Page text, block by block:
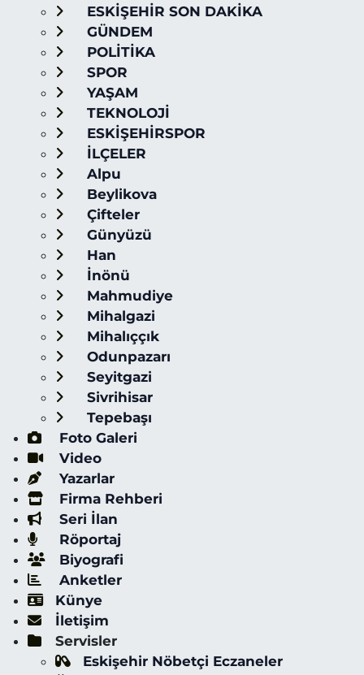
ESKİŞEHİR SON DAKİKA
GÜNDEM
POLİTİKA
SPOR
YAŞAM
TEKNOLOJİ
ESKİŞEHİRSPOR
İLÇELER
Alpu
Beylikova
Çifteler
Günyüzü
Han
İnönü
Mahmudiye
Mihalgazi
Mihalıççık
Odunpazarı
Seyitgazi
Sivrihisar
Tepebaşı
Foto Galeri
Video
Yazarlar
Firma Rehberi
Seri İlan
Röportaj
Biyografi
Anketler
Künye
İletişim
Servisler
Eskişehir Nöbetçi Eczaneler